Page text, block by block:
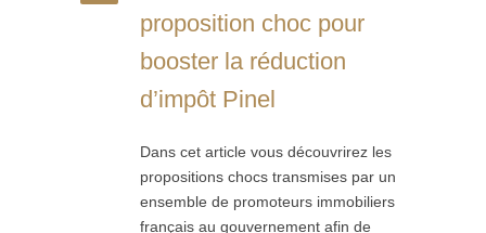
proposition choc pour
booster la réduction
d’impôt Pinel
Dans cet article vous découvrirez les
propositions chocs transmises par un
ensemble de promoteurs immobiliers
français au gouvernement afin de